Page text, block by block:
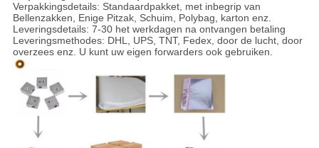
Verpakkingsdetails: Standaardpakket, met inbegrip van
Bellenzakken, Enige Pitzak, Schuim, Polybag, karton enz.
Leveringsdetails: 7-30 het werkdagen na ontvangen betaling
Leveringsmethodes: DHL, UPS, TNT, Fedex, door de lucht, door
overzees enz. U kunt uw eigen forwarders ook gebruiken.